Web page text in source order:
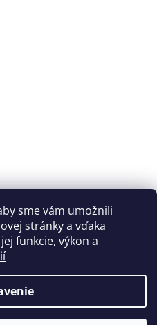
sme vám umožnili
stránky a vďaka
funkcie, výkon a
Novinky
Shoptet